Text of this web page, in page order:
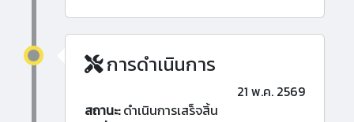
การดำเนินการ
21 พ.ค. 2569
สถานะ:ดำเนินการเสร็จสิ้น